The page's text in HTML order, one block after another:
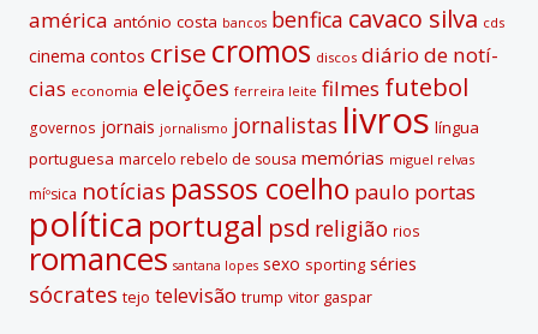
américa antónio costa bancos benfica cavaco silva cds
cinema contos crise cromos discos diário de notí­
cias economia eleições ferreira leite filmes futebol
governos jornais jornalismo jornalistas livros lí­ngua
portuguesa marcelo rebelo de sousa memórias miguel relvas
míºsica notí­cias passos coelho paulo portas
polí­tica portugal psd religião rios
romances santana lopes sexo sporting séries
sócrates tejo televisão trump vitor gaspar